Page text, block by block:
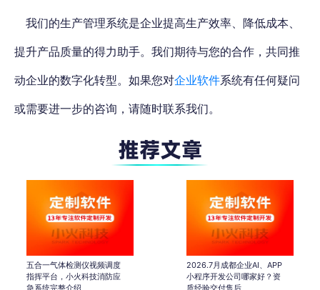
我们的生产管理系统是企业提高生产效率、降低成本、
提升产品质量的得力助手。我们期待与您的合作， 共同推
动企业的数字化转型。如果您对企业软件系统有任何疑问
或需要进一步的咨询，请随时联系我们。
五合一气体检测仪视频调度
指挥平台，小火科技消防应
急系统完整介绍
2026.7月成都企业AI、APP
小程序开发公司哪家好？资
质经验交付售后